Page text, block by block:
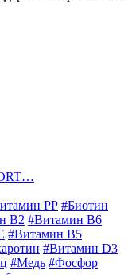
РР #Биотин
B2 #Витамин B6
#Витамин В5
#Витамин D3
#Медь #Фосфор